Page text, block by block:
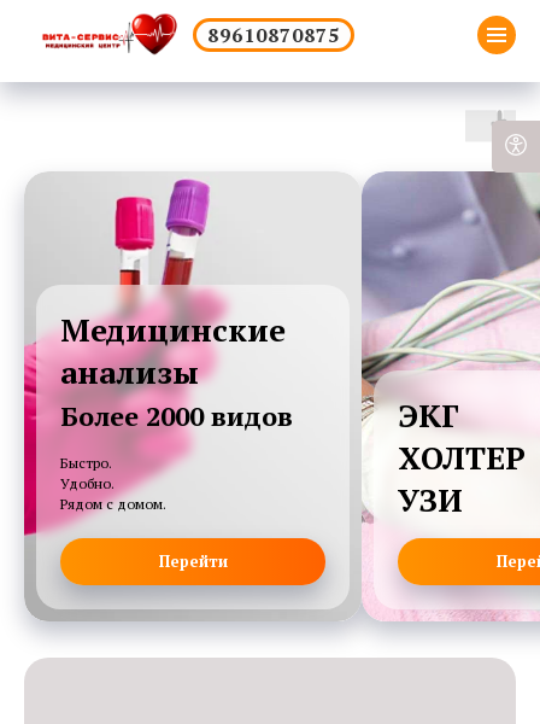
89610870875
Медицинские
анализы
Более 2000 видов
Быстро.
Удобно.
Рядом с домом.
Перейти
ЭКГ
ХОЛТЕР
УЗИ